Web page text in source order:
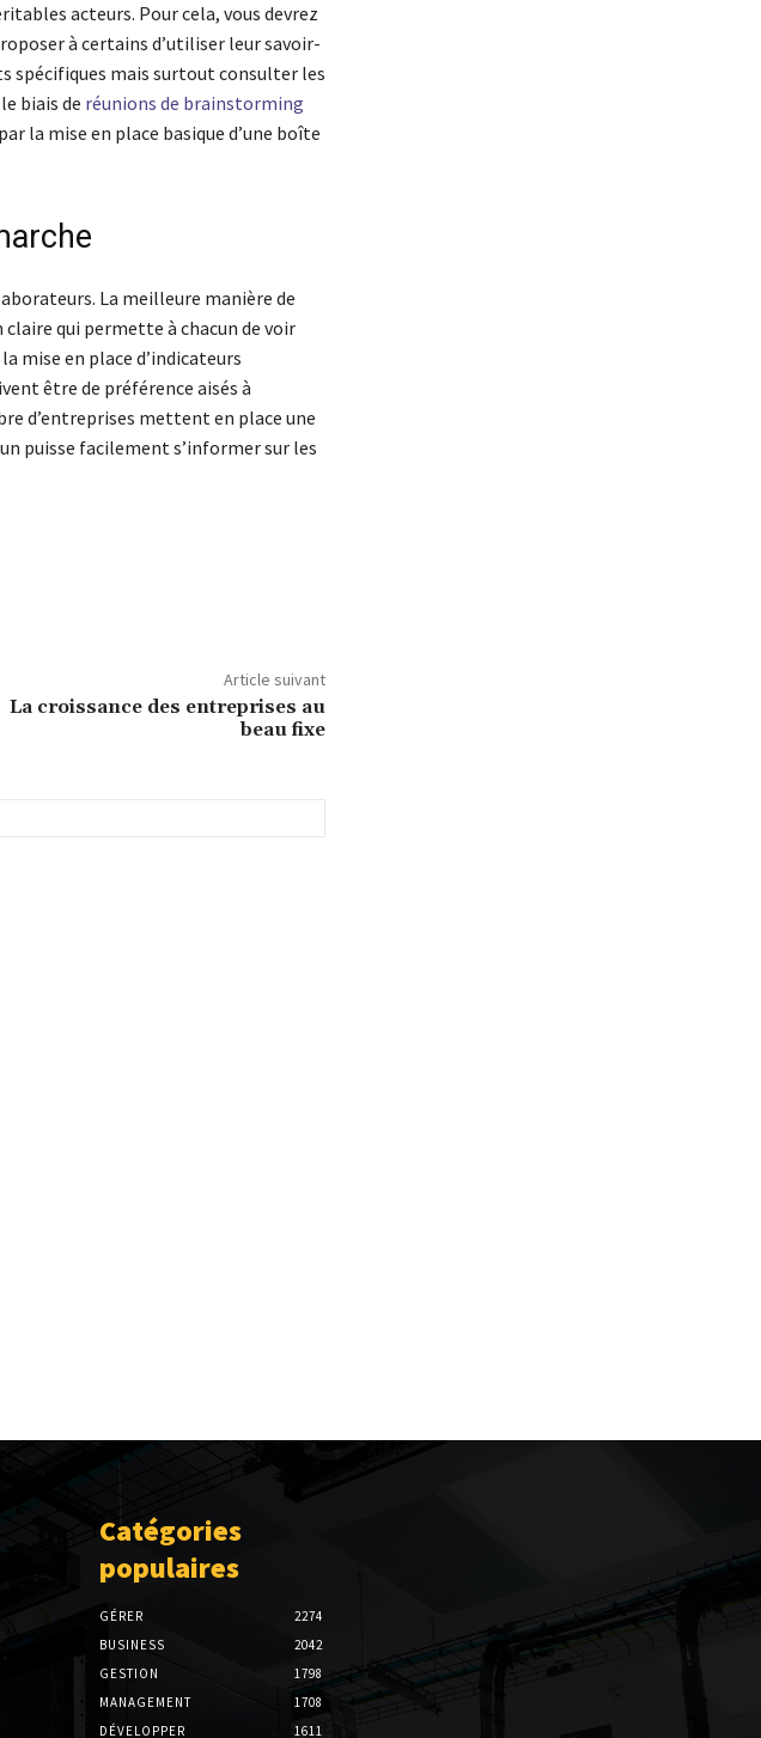
acteurs. Pour cela, vous devrez
à certains d’utiliser leur savoir-
spécifiques mais surtout consulter les
biais de réunions de brainstorming
la mise en place basique d’une boîte
La meilleure manière de
qui permette à chacun de voir
mise en place d’indicateurs
être de préférence aisés à
d’entreprises mettent en place une
puisse facilement s’informer sur les
Article suivant
La croissance des entreprises au
beau fixe
Catégories
populaires
GÉRER
2274
BUSINESS
2042
GESTION
1798
MANAGEMENT
1708
DÉVELOPPER
1611